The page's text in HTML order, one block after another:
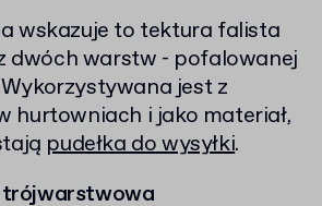
wskazuje to tektura falista
dwóch warstw - pofalowanej
jest z
hurtowniach i jako materiał,
pudełka do wysyłki.